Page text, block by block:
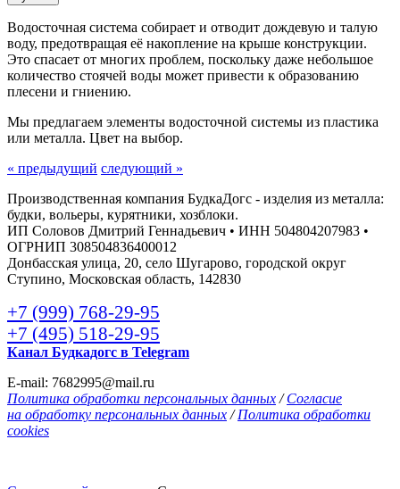
Водосточная система собирает и отводит дождевую и талую
воду, предотвращая её накопление на крыше конструкции.
Это спасает от многих проблем, поскольку даже небольшое
количество стоячей воды может привести к образованию
плесени и гниению.
Мы предлагаем элементы водосточной системы из пластика
или металла. Цвет на выбор.
« предыдущий следующий »
Производственная компания БудкаДогс - изделия из металла:
будки, вольеры, курятники, хозблоки.
ИП Соловов Дмитрий Геннадьевич • ИНН 504804207983 •
ОГРНИП 308504836400012
Донбасская улица, 20, село Шугарово, городской округ
Ступино, Московская область, 142830
+7 (999) 768-29-95
+7 (495) 518-29-95
Канал Будкадогс в Telegram
E-mail: 7682995@mail.ru
Политика обработки персональных данных /Согласие
на обработку персональных данных /Политика обработки
cookies